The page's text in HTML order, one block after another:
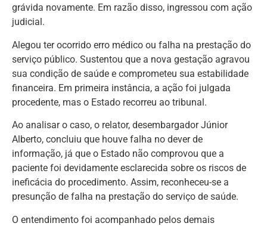
grávida novamente. Em razão disso, ingressou com ação
judicial.
Alegou ter ocorrido erro médico ou falha na prestação do
serviço público. Sustentou que a nova gestação agravou
sua condição de saúde e comprometeu sua estabilidade
financeira. Em primeira instância, a ação foi julgada
procedente, mas o Estado recorreu ao tribunal.
Ao analisar o caso, o relator, desembargador Júnior
Alberto, concluiu que houve falha no dever de
informação, já que o Estado não comprovou que a
paciente foi devidamente esclarecida sobre os riscos de
ineficácia do procedimento. Assim, reconheceu-se a
presunção de falha na prestação do serviço de saúde.
O entendimento foi acompanhado pelos demais